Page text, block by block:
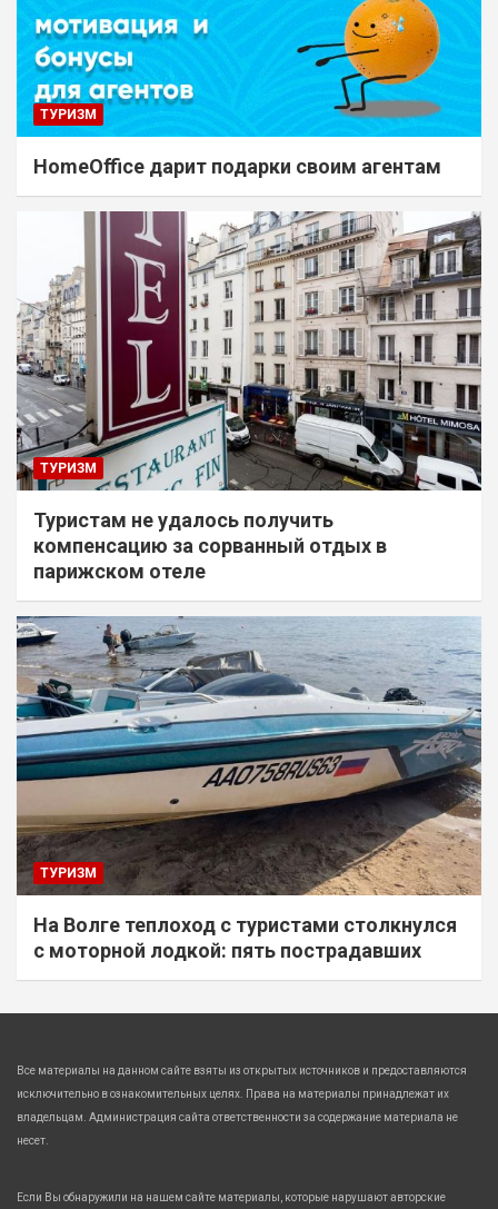
ТУРИЗМ
HomeOffice дарит подарки своим агентам
ТУРИЗМ
Туристам не удалось получить
компенсацию за сорванный отдых в
парижском отеле
ТУРИЗМ
На Волге теплоход с туристами столкнулся
с моторной лодкой: пять пострадавших
Все материалы на данном сайте взяты из открытых источников и предоставляются
исключительно в ознакомительных целях. Права на материалы принадлежат их
владельцам. Администрация сайта ответственности за содержание материала не
несет.
Если Вы обнаружили на нашем сайте материалы, которые нарушают авторские